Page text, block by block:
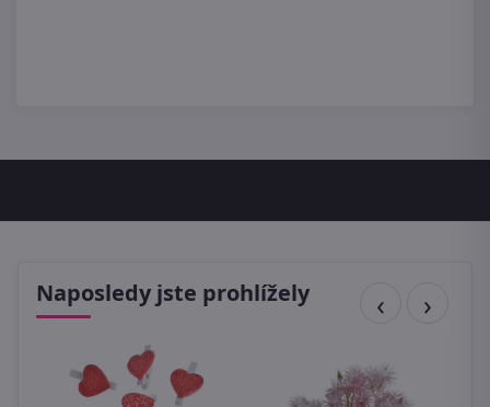
Naposledy jste prohlížely